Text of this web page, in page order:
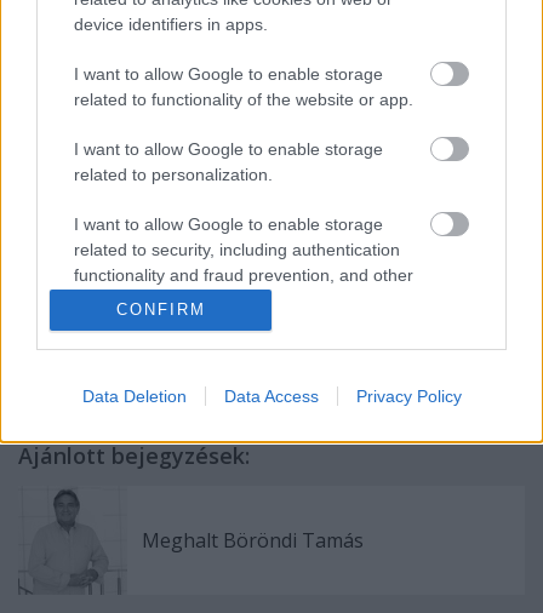
device identifiers in apps.
I want to allow Google to enable storage
related to functionality of the website or app.
I want to allow Google to enable storage
related to personalization.
I want to allow Google to enable storage
related to security, including authentication
functionality and fraud prevention, and other
user protection.
CONFIRM
Data Deletion Data Access Privacy Policy
forintot költött el Szegeden a jegyáron felül.
A nézőtér megfordítása nem okozott komoly
tervek szerint csak nyár elejére fejeződik be, a jövő
évben még mindig a Dómmal szemben állítják föl a
Ajánlott bejegyzések:
Meghalt Böröndi Tamás